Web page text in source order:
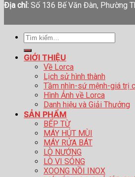
Địa chỉ: Số 136 Bế Văn Đàn, Phường
Tìm
GIỚI THIỆU
Về Lorca
Lịch sử hình thành
Tầm nhìn-sứ mệnh-giá trị
Hình Ảnh về Lorca
Danh hiệu và Giải Thưởng
SẢN PHẨM
BẾP TỪ
MÁY HÚT MÙI
MÁY RỬA BÁT
LÒ NƯỚNG
LÒ VI SÓNG
XOONG NỒI INOX